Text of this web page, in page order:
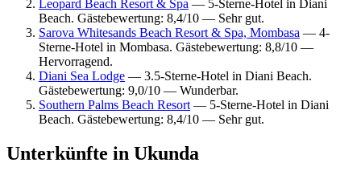
Leopard Beach Resort & Spa — 5-Sterne-Hotel in Diani
Beach. Gästebewertung: 8,4/10 — Sehr gut.
Sarova Whitesands Beach Resort & Spa, Mombasa — 4-
Sterne-Hotel in Mombasa. Gästebewertung: 8,8/10 —
Hervorragend.
Diani Sea Lodge — 3.5-Sterne-Hotel in Diani Beach.
Gästebewertung: 9,0/10 — Wunderbar.
Southern Palms Beach Resort — 5-Sterne-Hotel in Diani
Beach. Gästebewertung: 8,4/10 — Sehr gut.
Unterkünfte in Ukunda